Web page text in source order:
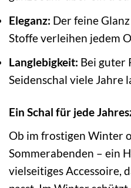
Eleganz: Der feine
Stoffe verleihen jedem
Langlebigkeit: Bei guter
Seidenschal viele Jahre
Ein Schal für jede
Ob im frostigen Winter
Sommerabenden – ein
vielseitiges Accessoire,